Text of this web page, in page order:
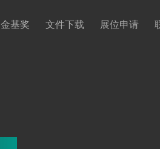
金基奖 文件下载 展位申请